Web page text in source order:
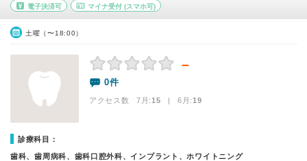
電子決済可 マイナ受付(スマホ可)
土曜（〜18:00）
－
0件
アクセス数 7月:15 | 6月:19
診療科目：
歯科、歯周病科、歯科口腔外科、インプラント、ホワイトニング